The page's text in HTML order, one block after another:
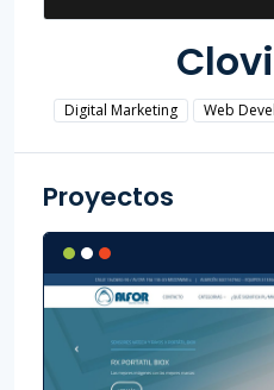
Digital Marketing Web
Proyectos